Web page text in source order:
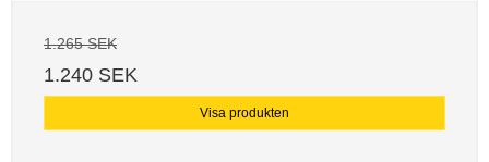
1.265 SEK
1.240 SEK
Visa produkten